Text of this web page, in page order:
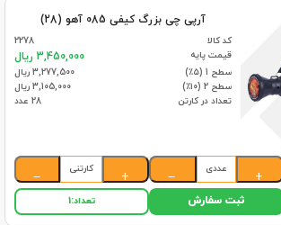
آرپی چی بزرگ کیفی 085 آهو (28)
کد کالا
2278
قیمت پایه
3,450,000 ریال
سطح 1 (۵٪)
3,277,500 ریال
سطح 2 (۱۰٪)
3,105,000 ریال
تعداد در کارتن
28 عدد
+
عددی
−
+
کارتنی
−
ثبت سفارش تعداد:1